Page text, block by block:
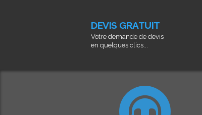
DEVIS GRATUIT
Votre demande de devis
en quelques clics...